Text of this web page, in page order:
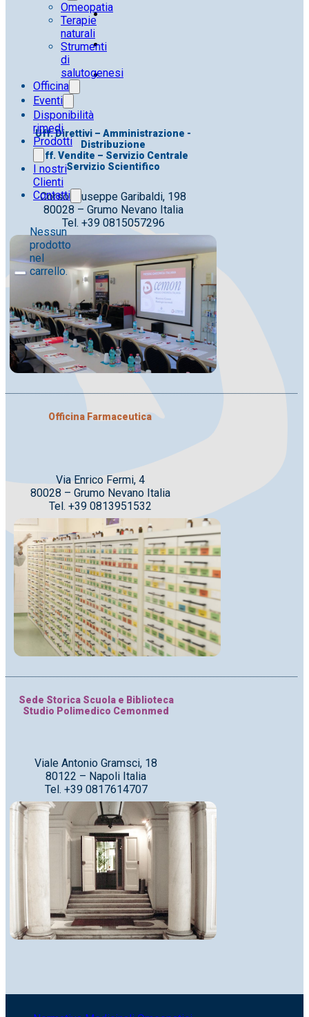
Omeopatia
Terapie
naturali
Strumenti
di
salutogenesi
Officina
Eventi
Disponibilità
rimedi
Prodotti
I nostri
Clienti
Contatti
Nessun
prodotto
nel
carrello.
Uff. Direttivi – Amministrazione -
Distribuzione
Uff. Vendite – Servizio Centrale
Servizio Scientifico
Corso Giuseppe Garibaldi, 198
80028 – Grumo Nevano Italia
Tel. +39 0815057296
Officina Farmaceutica
Via Enrico Fermi, 4
80028 – Grumo Nevano Italia
Tel. +39 0813951532
Sede Storica Scuola e Biblioteca
Studio Polimedico Cemonmed
Viale Antonio Gramsci, 18
80122 – Napoli Italia
Tel. +39 0817614707